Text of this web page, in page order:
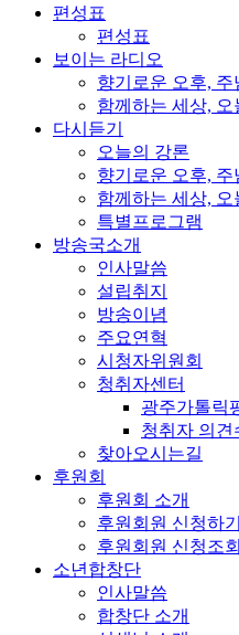
편성표
편성표
보이는 라디오
향기로운 오후, 주
함께하는 세상, 오
다시듣기
오늘의 강론
향기로운 오후, 주
함께하는 세상, 오
특별프로그램
방송국소개
인사말씀
설립취지
방송이념
주요연혁
시청자위원회
청취자센터
광주가톨릭
청취자 의견
찾아오시는길
후원회
후원회 소개
후원회원 신청하기
후원회원 신청조회
소년합창단
인사말씀
합창단 소개